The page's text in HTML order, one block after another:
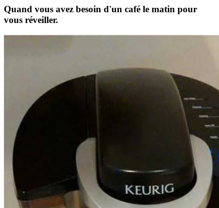
Quand vous avez besoin d'un café le matin pour
vous réveiller.